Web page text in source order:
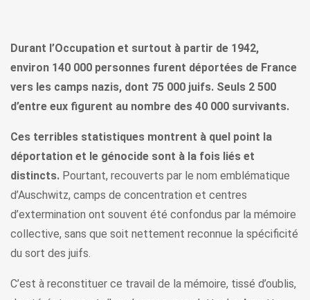
Durant l’Occupation et surtout à partir de 1942,
environ 140 000 personnes furent déportées de France
vers les camps nazis, dont 75 000 juifs. Seuls 2 500
d’entre eux figurent au nombre des 40 000 survivants.
Ces terribles statistiques montrent à quel point la
déportation et le génocide sont à la fois liés et
distincts. Pourtant, recouverts par le nom emblématique
d’Auschwitz, camps de concentration et centres
d’extermination ont souvent été confondus par la mémoire
collective, sans que soit nettement reconnue la spécificité
du sort des juifs.
C’est à reconstituer ce travail de la mémoire, tissé d’oublis,